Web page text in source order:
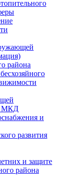
района
МКД
и
развития
и защите
района